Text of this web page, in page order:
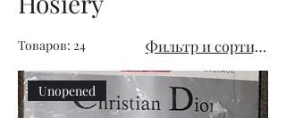
Товаров: 24 Фильтр и сортировка
Unopened